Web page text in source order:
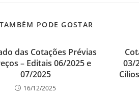
e e
n
s
p
p
e
PODE GOSTAR
das Cotações Prévias
– Editais 06/2025 e
07/2025
16/12/2025
03/